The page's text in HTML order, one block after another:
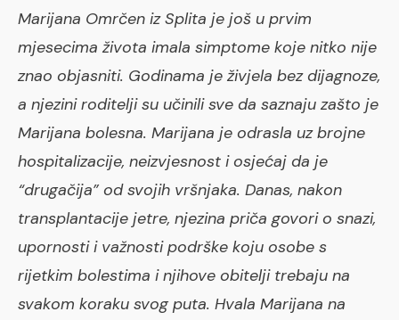
Marijana Omrčen iz Splita je još u prvim
mjesecima života imala simptome koje nitko nije
znao objasniti. Godinama je živjela bez dijagnoze,
a njezini roditelji su učinili sve da saznaju zašto je
Marijana bolesna. Marijana je odrasla uz brojne
hospitalizacije, neizvjesnost i osjećaj da je
“drugačija” od svojih vršnjaka. Danas, nakon
transplantacije jetre, njezina priča govori o snazi,
upornosti i važnosti podrške koju osobe s
rijetkim bolestima i njihove obitelji trebaju na
svakom koraku svog puta. Hvala Marijana na